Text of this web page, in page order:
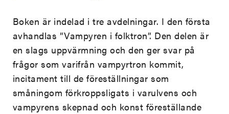
Boken är indelad i tre avdelningar. I den första
avhandlas ”Vampyren i folktron”. Den delen är
en slags uppvärmning och den ger svar på
frågor som varifrån vampyrtron kommit,
incitament till de föreställningar som
småningom förkroppsligats i varulvens och
vampyrens skepnad och konst föreställande